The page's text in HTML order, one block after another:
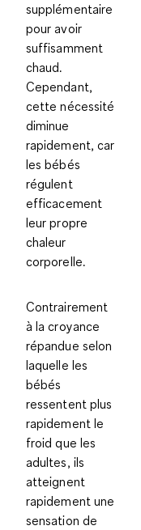
supplémentaire
pour avoir
suffisamment
chaud.
Cependant,
cette nécessité
diminue
rapidement, car
les bébés
régulent
efficacement
leur propre
chaleur
corporelle.
Contrairement
à la croyance
répandue selon
laquelle les
bébés
ressentent plus
rapidement le
froid que les
adultes, ils
atteignent
rapidement une
sensation de